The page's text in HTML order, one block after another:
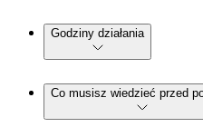
Godziny działania
Co musisz wiedzieć przed